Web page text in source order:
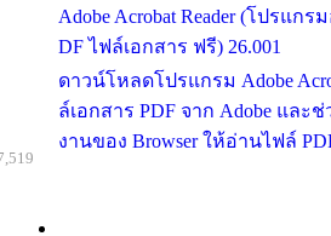
Adobe Acrobat Reader (โปรแก
DF ไฟล์เอกสาร ฟรี) 26.001
ดาวน์โหลดโปรแกรม Adobe
ล์เอกสาร PDF จาก Adobe และ
งานของ Browser ให้อ่านไฟล์